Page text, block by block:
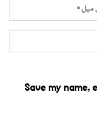
Save my name,